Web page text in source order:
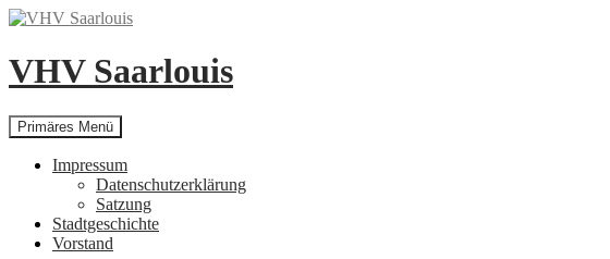
Zum
springen
VHV Saarlouis
Suchen
Primäres Menü
Impressum
Datenschutzerklärung
Satzung
Stadtgeschichte
Vorstand